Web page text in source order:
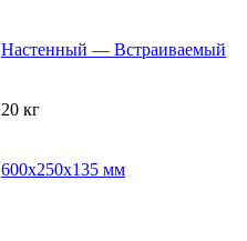
Настенный — Встраиваемый
20 кг
600х250х135 мм